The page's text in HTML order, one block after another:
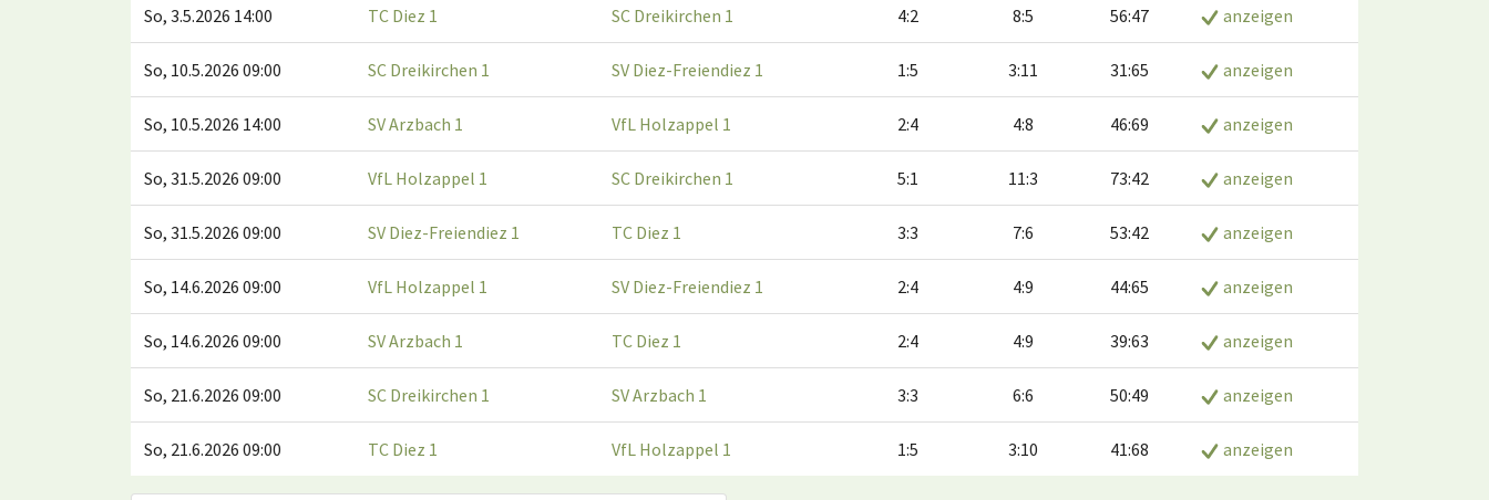
So, 3.5.2026 14:00 TC Diez 1 SC Dreikirchen 1 4:2 8:5 56:47 anzeigen
So, 10.5.2026 09:00 SC Dreikirchen 1 SV Diez-Freiendiez 1 1:5 3:11 31:65 anzeigen
So, 10.5.2026 14:00 SV Arzbach 1 VfL Holzappel 1 2:4 4:8 46:69 anzeigen
So, 31.5.2026 09:00 VfL Holzappel 1 SC Dreikirchen 1 5:1 11:3 73:42 anzeigen
So, 31.5.2026 09:00 SV Diez-Freiendiez 1 TC Diez 1 3:3 7:6 53:42 anzeigen
So, 14.6.2026 09:00 VfL Holzappel 1 SV Diez-Freiendiez 1 2:4 4:9 44:65 anzeigen
So, 14.6.2026 09:00 SV Arzbach 1 TC Diez 1 2:4 4:9 39:63 anzeigen
So, 21.6.2026 09:00 SC Dreikirchen 1 SV Arzbach 1 3:3 6:6 50:49 anzeigen
So, 21.6.2026 09:00 TC Diez 1 VfL Holzappel 1 1:5 3:10 41:68 anzeigen